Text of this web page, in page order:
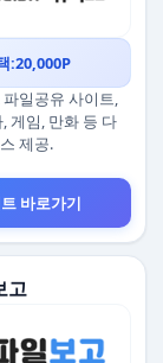
:20,000P
일공유 사이트,
게임, 만화 등 다
제공.
바로가기
고